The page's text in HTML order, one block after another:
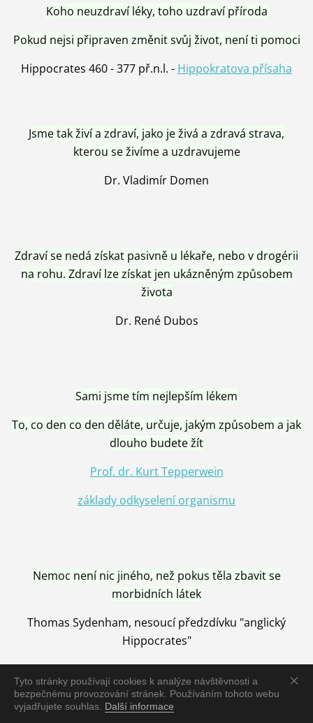
Tyto stránky používají cookies k analýze návštěvnosti a
bezpečnému provozování stránek. Používáním tohoto webu
vyjadřujete souhlas. Další informace
Koho neuzdraví léky, toho uzdraví příroda
Pokud nejsi připraven změnit svůj život, není ti pomoci
Hippocrates 460 - 377 př.n.l. - Hippokratova přísaha
Jsme tak živí a zdraví, jako je živá a zdravá strava,
kterou se živíme a uzdravujeme
Dr. Vladimír Domen
Zdraví se nedá získat pasivně u lékaře, nebo v drogérii
na rohu. Zdraví lze získat jen ukázněným způsobem
života
Dr. René Dubos
Sami jsme tím nejlepším lékem
To, co den co den děláte, určuje, jakým způsobem a jak
dlouho budete žít
Prof. dr. Kurt Tepperwein
základy odkyselení organismu
Nemoc není nic jiného, než pokus těla zbavit se
morbidních látek
Thomas Sydenham, nesoucí předzdívku "anglický
Hippocrates"
Nemoc je vyléčena jen pomocí Přírody, neutralizací a